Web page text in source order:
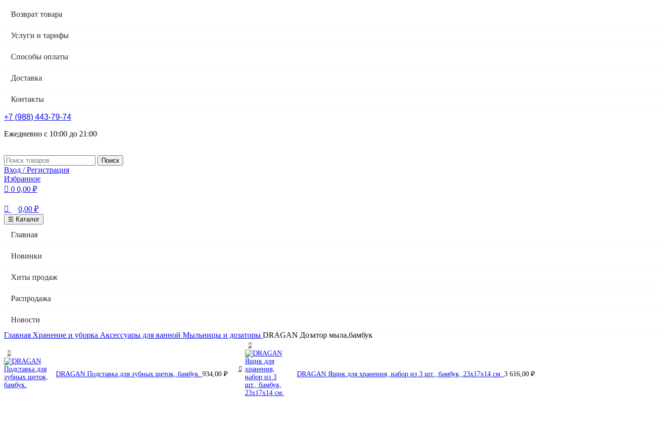
Возврат товара
Услуги и тарифы
Способы оплаты
Доставка
Контакты
+7 (988) 443-79-74
Ежедневно с 10:00 до 21:00
Поиск
Вход / Регистрация
Избранное
0 0,00 ₽
0,00 ₽
☰ Каталог
Главная
Новинки
Хиты продаж
Распродажа
Новости
Главная Хранение и уборка Аксессуары для ванной Мыльницы и дозаторы DRAGAN Дозатор мыла,бамбук
DRAGAN Подставка для зубных щеток, бамбук. 934,00 ₽ DRAGAN Ящик для хранения, набор из 3 шт., бамбук, 23x17x14 см. 3 616,00 ₽